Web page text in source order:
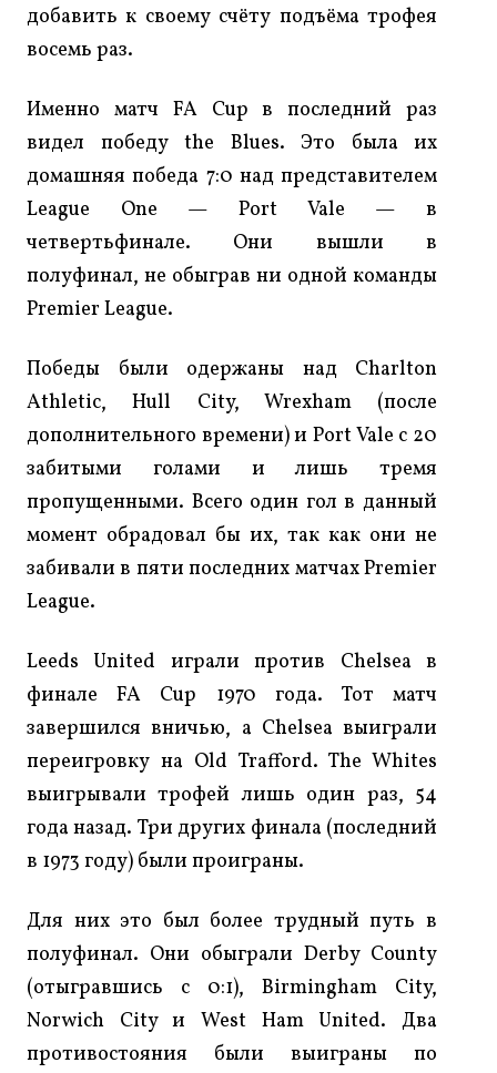
добавить к своему счёту подъёма трофея
восемь раз.
Именно матч FA Cup в последний раз
видел победу the Blues. Это была их
домашняя победа 7:0 над представителем
League One — Port Vale — в
четвертьфинале. Они вышли в
полуфинал, не обыграв ни одной команды
Premier League.
Победы были одержаны над Charlton
Athletic, Hull City, Wrexham (после
дополнительного времени) и Port Vale с 20
забитыми голами и лишь тремя
пропущенными. Всего один гол в данный
момент обрадовал бы их, так как они не
забивали в пяти последних матчах Premier
League.
Leeds United играли против Chelsea в
финале FA Cup 1970 года. Тот матч
завершился вничью, а Chelsea выиграли
переигровку на Old Trafford. The Whites
выигрывали трофей лишь один раз, 54
года назад. Три других финала (последний
в 1973 году) были проиграны.
Для них это был более трудный путь в
полуфинал. Они обыграли Derby County
(отыгравшись с 0:1), Birmingham City,
Norwich City и West Ham United. Два
противостояния были выиграны по